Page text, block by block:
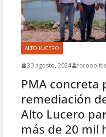
ALTO LUCERO
30 agosto, 2024
PMA concreta
remediación
Alto Lucero
más de 20 mil